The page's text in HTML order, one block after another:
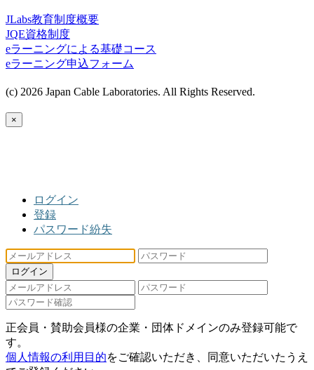
JLabs教育制度概要
JQE資格制度
eラーニングによる基礎コース
eラーニング申込フォーム
(c) 2026 Japan Cable Laboratories. All Rights Reserved.
×
ログイン
登録
パスワード紛失
ログイン
正会員・賛助会員様の企業・団体ドメインのみ登録可能で
す。
個人情報の利用目的をご確認いただき、同意いただいたうえ